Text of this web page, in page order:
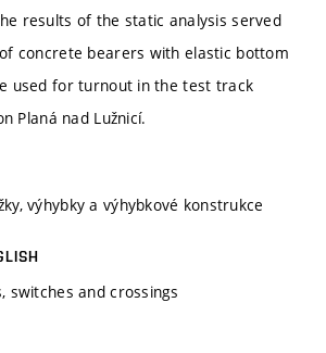
results of the static analysis served
concrete bearers with elastic bottom
used for turnout in the test track
Planá nad Lužnicí.
výhybky a výhybkové konstrukce
switches and crossings